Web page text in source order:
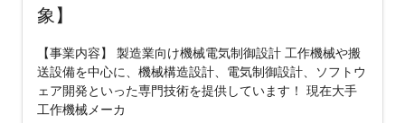
象】
【事業内容】 製造業向け機械電気制御設計 工作機械や搬
送設備を中心に、機械構造設計、電気制御設計、ソフトウ
ェア開発といった専門技術を提供しています！ 現在大手
工作機械メーカ